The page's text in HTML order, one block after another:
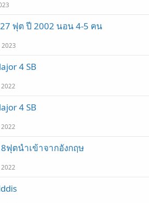
ฟุต ปี 2002 นอน 4-5 คน
4 SB
2022
4 SB
2022
ฟุตนำเข้าจากอังกฤษ
2022